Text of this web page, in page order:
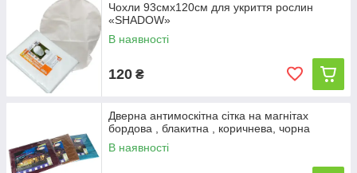
Чохли 93смх120см для укриття рослин
«SHADOW»
В наявності
120 ₴
Дверна антимоскітна сітка на магнітах
бордова , блакитна , коричнева, чорна
В наявності